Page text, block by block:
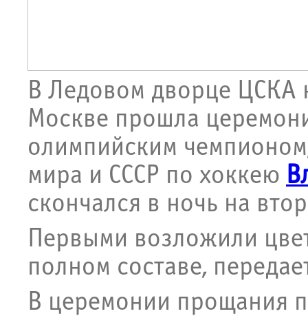
В Ледовом дворце ЦСКА
Москве прошла
олимпийским
мира и СССР по хоккею
скончался в ночь на
Первыми возложили
полном составе,
В церемонии прощания